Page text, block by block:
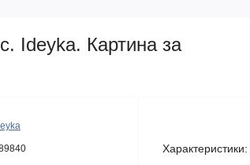
Ideyka. Картина за
Характеристики: